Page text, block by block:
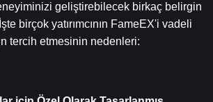
geliştirebilecek birkaç belirgin
birçok yatırımcının FameEX'i vadeli
tercih etmesinin nedenleri: